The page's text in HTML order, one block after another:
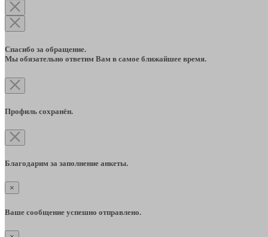
Спасибо за обращение.
Мы обязательно ответим Вам в самое ближайшее время.
Профиль сохранён.
Благодарим за заполнение анкеты.
×
Ваше сообщение успешно отправлено.